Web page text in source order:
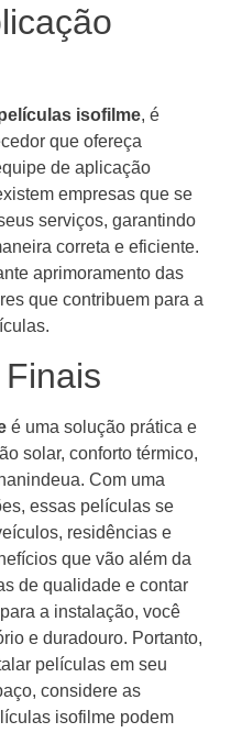
isofilme, é
que ofereça
de aplicação
empresas que se
serviços, garantindo
correta e eficiente.
aprimoramento das
que contribuem para a
é uma solução prática e
solar, conforto térmico,
Com uma
essas películas se
residências e
que vão além da
de qualidade e contar
a instalação, você
e duradouro. Portanto,
películas em seu
considere as
isofilme podem